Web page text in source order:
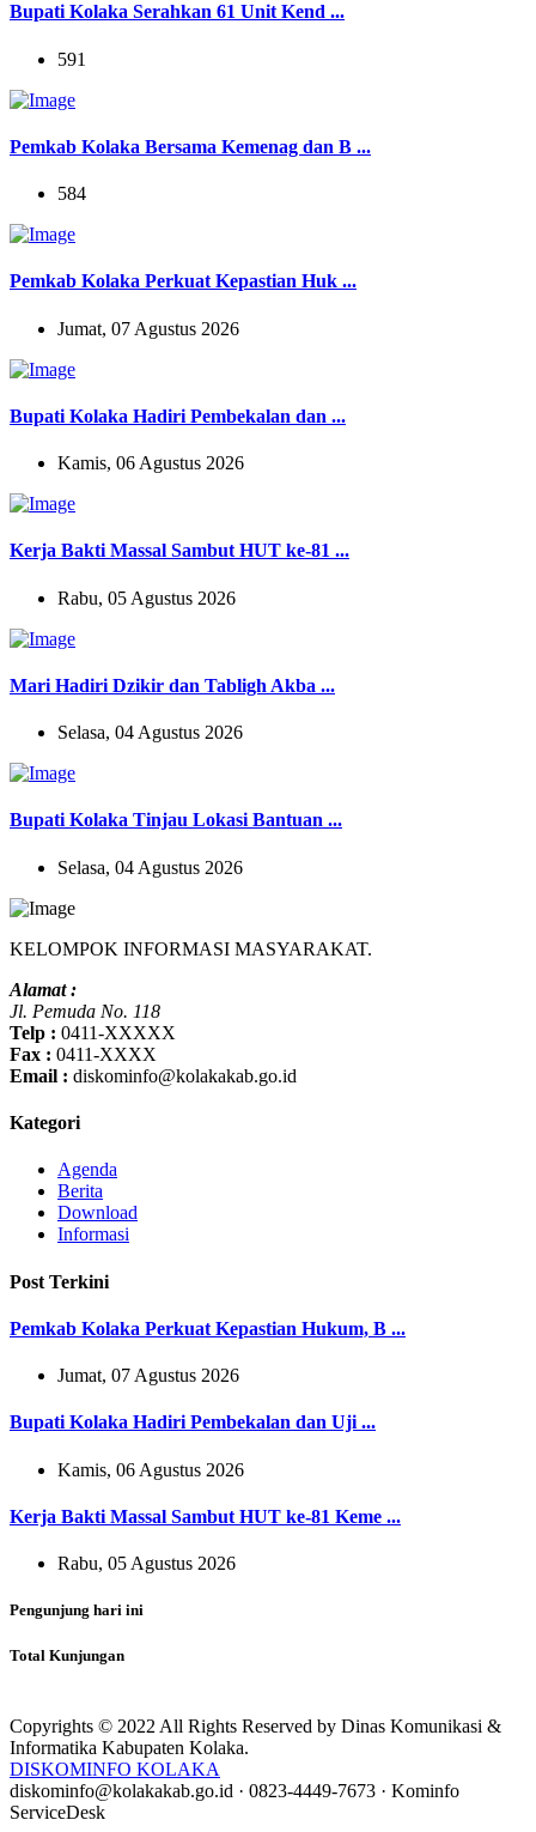
Bupati Kolaka Serahkan 61 Unit Kend ...
591
Pemkab Kolaka Bersama Kemenag dan B ...
584
Pemkab Kolaka Perkuat Kepastian Huk ...
Jumat, 07 Agustus 2026
Bupati Kolaka Hadiri Pembekalan dan ...
Kamis, 06 Agustus 2026
Kerja Bakti Massal Sambut HUT ke-81 ...
Rabu, 05 Agustus 2026
Mari Hadiri Dzikir dan Tabligh Akba ...
Selasa, 04 Agustus 2026
Bupati Kolaka Tinjau Lokasi Bantuan ...
Selasa, 04 Agustus 2026
KELOMPOK INFORMASI MASYARAKAT.
Alamat :
Jl. Pemuda No. 118
Telp : 0411-XXXXX
Fax : 0411-XXXX
Email : diskominfo@kolakakab.go.id
Kategori
Agenda
Berita
Download
Informasi
Post Terkini
Pemkab Kolaka Perkuat Kepastian Hukum, B ...
Jumat, 07 Agustus 2026
Bupati Kolaka Hadiri Pembekalan dan Uji ...
Kamis, 06 Agustus 2026
Kerja Bakti Massal Sambut HUT ke-81 Keme ...
Rabu, 05 Agustus 2026
Pengunjung hari ini
Total Kunjungan
Copyrights © 2022 All Rights Reserved by Dinas Komunikasi &
Informatika Kabupaten Kolaka.
DISKOMINFO KOLAKA
diskominfo@kolakakab.go.id · 0823-4449-7673 · Kominfo
ServiceDesk